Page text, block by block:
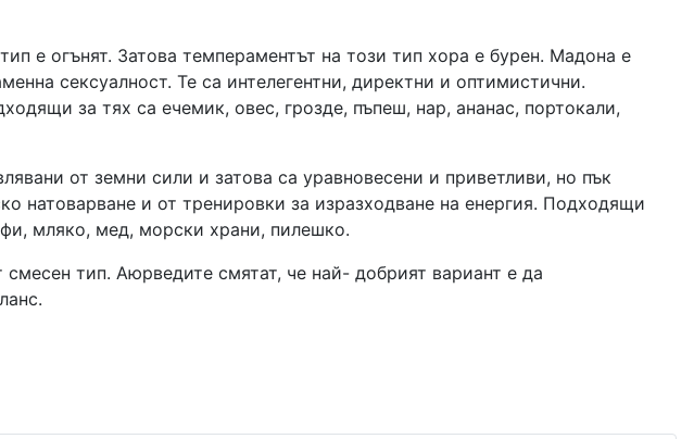
е огънят. Затова темпераментът на този тип хора е бурен. Мадона е
сексуалност. Те са интелегентни, директни и оптимистични.
за тях са ечемик, овес, грозде, пъпеш, нар, ананас, портокали,
от земни сили и затова са уравновесени и приветливи, но пък
натоварване и от тренировки за изразходване на енергия. Подходящи
мляко, мед, морски храни, пилешко.
тип. Аюрведите смятат, че най- добрият вариант е да